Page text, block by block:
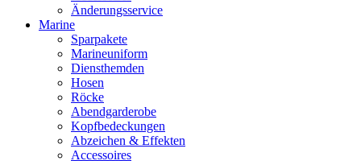
Änderungsservice
Marine
Sparpakete
Marineuniform
Diensthemden
Hosen
Röcke
Abendgarderobe
Kopfbedeckungen
Abzeichen & Effekten
Accessoires